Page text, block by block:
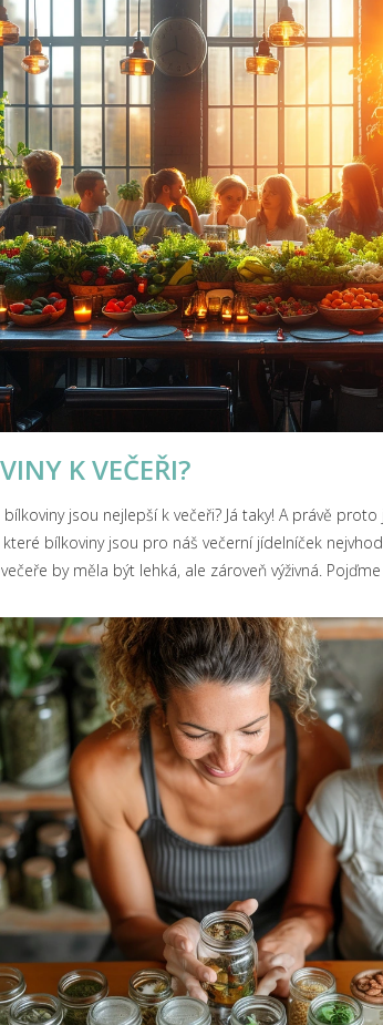
K VEČEŘI?
jsou nejlepší k večeři? Já taky! A právě
bílkoviny jsou pro náš večerní jídelníček
by měla být lehká, ale zároveň výživná.